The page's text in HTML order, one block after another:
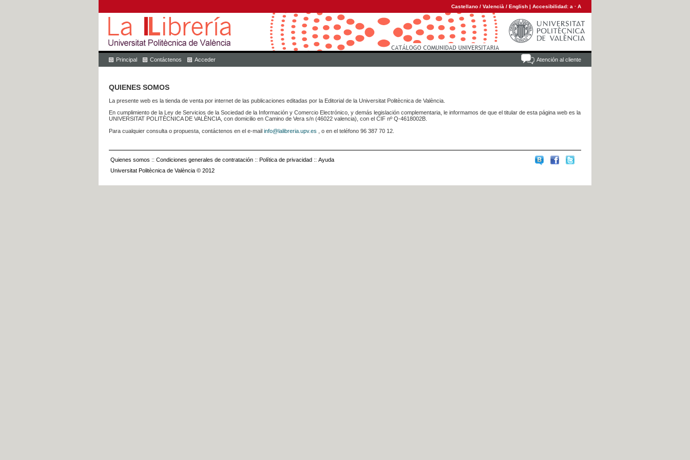
Castellano / Valencià / English | Accesibilidad: a · A
Atención al cliente
Principal Contáctenos Acceder
QUIENES SOMOS
La presente web es la tienda de venta por internet de las publicaciones editadas por la Editorial de la Universitat Politècnica de València.
En cumplimiento de la Ley de Servicios de la Sociedad de la Información y Comercio Electrónico, y demás legislación complementaria, le informamos de que el titular de esta página web es la
UNIVERSITAT POLITÈCNICA DE VALÈNCIA, con domicilio en Camino de Vera s/n (46022 valencia), con el CIF nº Q-4618002B.
Para cualquier consulta o propuesta, contáctenos en el e-mail info@lalibreria.upv.es , o en el teléfono 96 387 70 12.
Quienes somos :: Condiciones generales de contratación :: Política de privacidad :: Ayuda
Universitat Politècnica de València © 2012